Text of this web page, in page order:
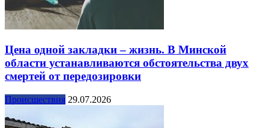
Цена одной закладки – жизнь. В Минской
области устанавливаются обстоятельства двух
смертей от передозировки
Происшествия 29.07.2026